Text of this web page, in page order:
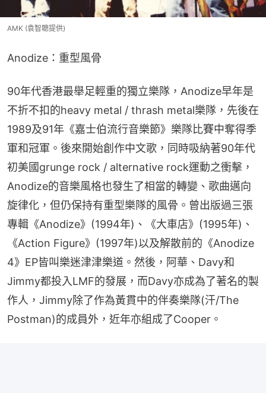
AMK (袁智聰提供)
Anodize：重型風骨
90年代香港最舉足輕重的獨立樂隊，Anodize早年是
不折不扣的heavy metal / thrash metal樂隊，先後在
1989及91年《嘉士伯流行音樂節》樂隊比賽中奪得季
軍和冠軍。後來開始創作中文歌，同時吸納著90年代
初美國grunge rock / alternative rock運動之衝擊，
Anodize的音樂風格也發生了相當的轉變、歌曲邁向
旋律化，但仍保持有重型樂隊的風骨。曾出版過三張
專輯《Anodize》(1994年)、《大車店》(1995年)、
《Action Figure》(1997年)以及解散前的《Anodize
4》EP皆叫樂迷津津樂道。然後，阿華、Davy和
Jimmy都投入LMF的發展，而Davy亦成為了著名的製
作人，Jimmy除了作為黃貫中的伴奏樂隊(汗/The
Postman)的成員外，近年亦組成了Cooper。